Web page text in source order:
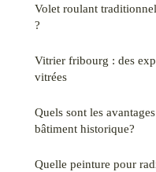
Volet roulant
?
Vitrier fribourg : des
vitrées
Quels sont les
bâtiment historique?
Quelle peinture pour